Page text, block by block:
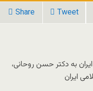
Share Tweet
به دکتر حسن روحانی،
ایران